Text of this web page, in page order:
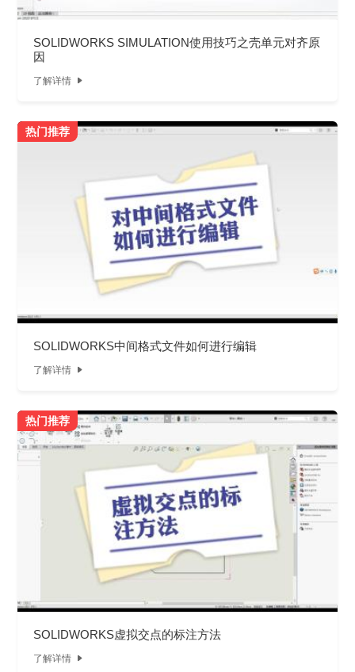
SOLIDWORKS SIMULATION使用技巧之壳单元对齐原
因
了解详情 
热门推荐
SOLIDWORKS中间格式文件如何进行编辑
了解详情 
热门推荐
SOLIDWORKS虚拟交点的标注方法
了解详情 